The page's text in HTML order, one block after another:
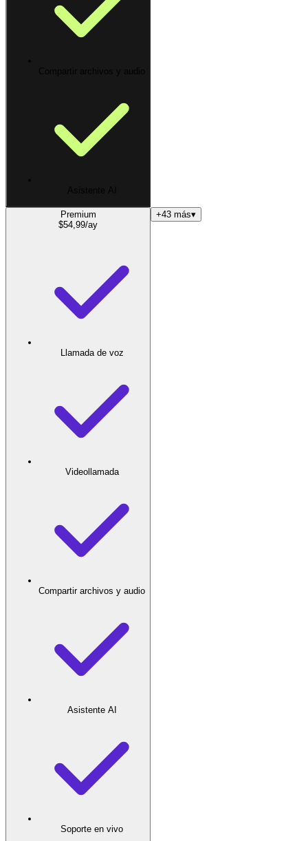
Premium
$54,99/ay
Llamada de voz
Videollamada
Compartir archivos y audio
Asistente AI
Soporte en vivo
+43 más▾